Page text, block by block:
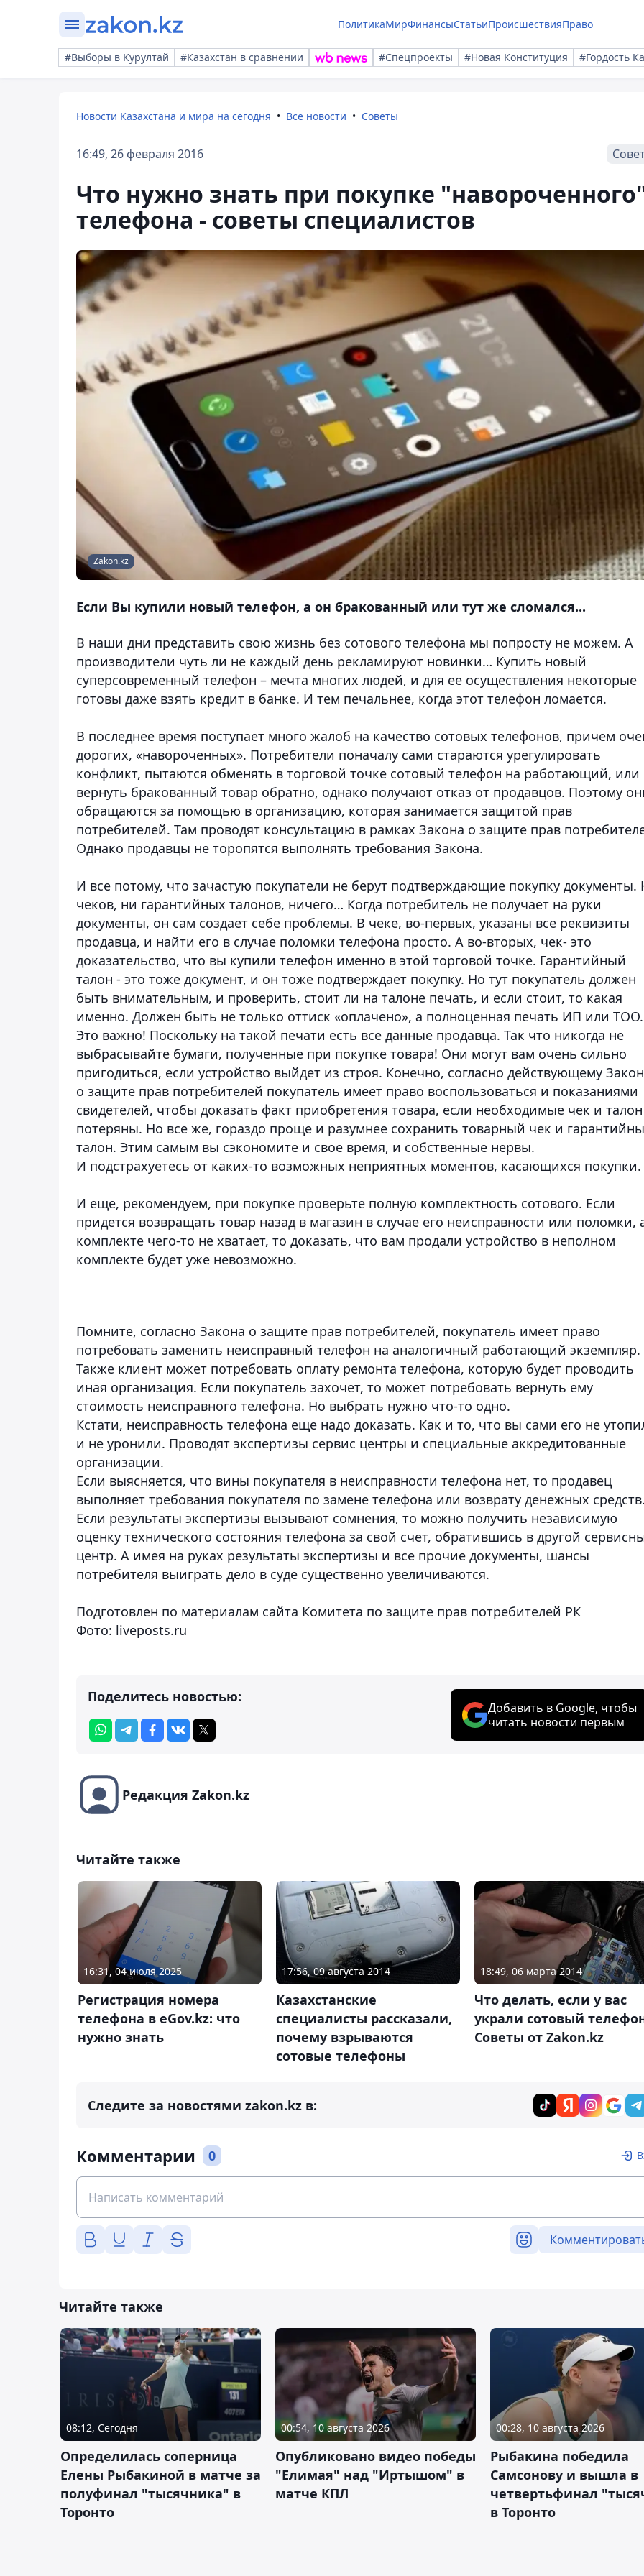
ПолитикаМирФинансыСтатьиПроисшествияПраво
#Выборы в Курултай #Казахстан в сравнении #Спецпроекты #Новая Конституция #Гордость
Новости Казахстана и мира на сегодня Все новости Советы
16:49, 26 февраля 2016
Что нужно знать при покупке
телефона - советы специалистов
Zakon.kz
Если Вы купили новый телефон, а он бракованный или тут же сломался...
В наши дни представить свою жизнь без сотового телефона мы попросту не можем. А
производители чуть ли не каждый день рекламируют новинки… Купить новый
суперсовременный телефон – мечта многих людей, и для ее осуществления некоторые
готовы даже взять кредит в банке. И тем печальнее, когда этот телефон ломается.
В последнее время поступает много жалоб на качество сотовых телефонов, причем
дорогих, «навороченных». Потребители поначалу сами стараются урегулировать
конфликт, пытаются обменять в торговой точке сотовый телефон на работающий, или
вернуть бракованный товар обратно, однако получают отказ от продавцов. Поэтому
обращаются за помощью в организацию, которая занимается защитой прав
потребителей. Там проводят консультацию в рамках Закона о защите прав
Однако продавцы не торопятся выполнять требования Закона.
И все потому, что зачастую покупатели не берут подтверждающие покупку документы.
чеков, ни гарантийных талонов, ничего… Когда потребитель не получает на руки
документы, он сам создает себе проблемы. В чеке, во-первых, указаны все реквизиты
продавца, и найти его в случае поломки телефона просто. А во-вторых, чек- это
доказательство, что вы купили телефон именно в этой торговой точке. Гарантийный
талон - это тоже документ, и он тоже подтверждает покупку. Но тут покупатель должен
быть внимательным, и проверить, стоит ли на талоне печать, и если стоит, то какая
именно. Должен быть не только оттиск «оплачено», а полноценная печать ИП или ТОО.
Это важно! Поскольку на такой печати есть все данные продавца. Так что никогда не
выбрасывайте бумаги, полученные при покупке товара! Они могут вам очень сильно
пригодиться, если устройство выйдет из строя. Конечно, согласно действующему
о защите прав потребителей покупатель имеет право воспользоваться и показаниями
свидетелей, чтобы доказать факт приобретения товара, если необходимые чек и талон
потеряны. Но все же, гораздо проще и разумнее сохранить товарный чек и
талон. Этим самым вы сэкономите и свое время, и собственные нервы.
И подстрахуетесь от каких-то возможных неприятных моментов, касающихся покупки.
И еще, рекомендуем, при покупке проверьте полную комплектность сотового. Если
придется возвращать товар назад в магазин в случае его неисправности или поломки,
комплекте чего-то не хватает, то доказать, что вам продали устройство в неполном
комплекте будет уже невозможно.
Помните, согласно Закона о защите прав потребителей, покупатель имеет право
потребовать заменить неисправный телефон на аналогичный работающий экземпляр.
Также клиент может потребовать оплату ремонта телефона, которую будет проводить
иная организация. Если покупатель захочет, то может потребовать вернуть ему
стоимость неисправного телефона. Но выбрать нужно что-то одно.
Кстати, неисправность телефона еще надо доказать. Как и то, что вы сами его не
и не уронили. Проводят экспертизы сервис центры и специальные аккредитованные
организации.
Если выясняется, что вины покупателя в неисправности телефона нет, то продавец
выполняет требования покупателя по замене телефона или возврату денежных средств.
Если результаты экспертизы вызывают сомнения, то можно получить независимую
оценку технического состояния телефона за свой счет, обратившись в другой
центр. А имея на руках результаты экспертизы и все прочие документы, шансы
потребителя выиграть дело в суде существенно увеличиваются.
Подготовлен по материалам сайта Комитета по защите прав потребителей РК
Фото: liveposts.ru
Поделитесь новостью:
Добавить в Google, чтобы
читать новости первым
Редакция Zakon.kz
Читайте также
16:31, 04 июля 2025
Регистрация номера
телефона в eGov.kz: что
нужно знать
17:56, 09 августа 2014
Казахстанские
специалисты рассказали,
почему взрываются
сотовые телефоны
18:49, 06 марта 2014
Что делать, если у вас
украли сотовый
Советы от Zakon.kz
Следите за новостями zakon.kz в:
Комментарии 0
Читайте также
08:12, Сегодня
Определилась соперница
Елены Рыбакиной в матче за
полуфинал "тысячника" в
Торонто
00:54, 10 августа 2026
Опубликовано видео победы
"Елимая" над "Иртышом" в
матче КПЛ
00:28, 10 августа 2026
Рыбакина победила
Самсонову и вышла в
четвертьфинал
в Торонто